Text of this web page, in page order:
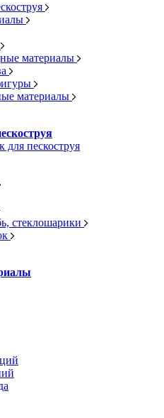
материалы
материалы
для пескоструя
стеклошарики